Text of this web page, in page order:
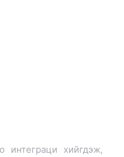
интеграци хийгдэж,